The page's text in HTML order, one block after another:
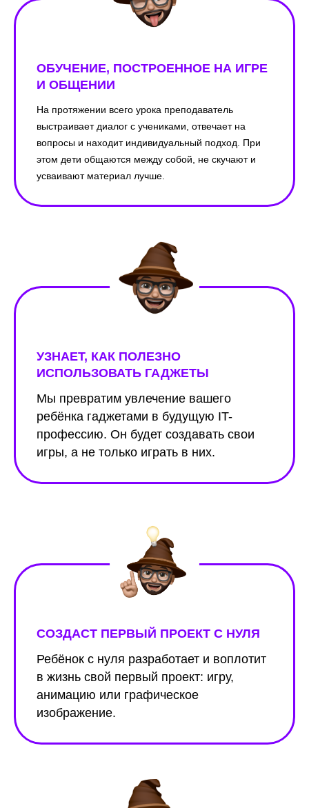
ОБУЧЕНИЕ, ПОСТРОЕННОЕ НА ИГРЕ
И ОБЩЕНИИ
На протяжении всего урока преподаватель
выстраивает диалог с учениками, отвечает на
вопросы и находит индивидуальный подход. При
этом дети общаются между собой, не скучают и
усваивают материал лучше.
УЗНАЕТ, КАК ПОЛЕЗНО
ИСПОЛЬЗОВАТЬ ГАДЖЕТЫ
Мы превратим увлечение вашего
ребёнка гаджетами в будущую IT-
профессию. Он будет создавать свои
игры, а не только играть в них.
СОЗДАСТ ПЕРВЫЙ ПРОЕКТ С НУЛЯ
Ребёнок с нуля разработает и воплотит
в жизнь свой первый проект: игру,
анимацию или графическое
изображение.